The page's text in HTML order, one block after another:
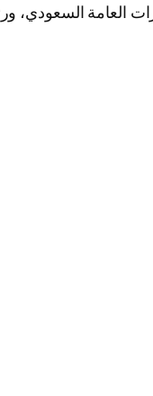
العامة